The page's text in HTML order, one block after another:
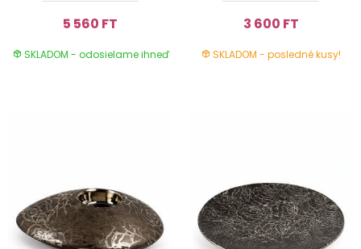
5 560 FT
SKLADOM - odosielame ihneď
3 600 FT
SKLADOM - posledné kusy!